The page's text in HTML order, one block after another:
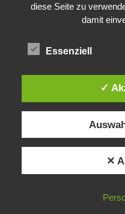
diese Seite zu
damit
Essenziell
✓
✕